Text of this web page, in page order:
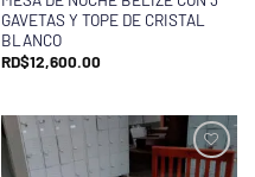
GAVETAS Y TOPE DE CRISTAL
BLANCO
RD$12,600.00